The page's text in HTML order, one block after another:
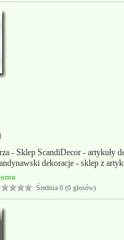
- Sklep ScandiDecor - artykuły
dekoracje - sklep z
Średnia 0 (0 głosów)